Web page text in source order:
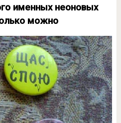
именных неоновых
можно